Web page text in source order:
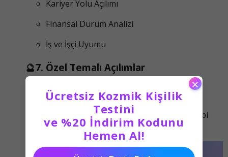
×
Ücretsiz Kozmik Kişilik
Testini
ve %20 İndirim Kodunu
Hemen Al!
Kariyer Yolu Açılımı
Finansal Durum Analizi
İş ve İşçi Uyumu
🔮7. Özel Temalı Açılımlar
Tarotta açılım çeşitleri, yaratıcı yaklaşımlarla
sınırsızdır. Örneğin; spiritüel rehberlik, geçmiş
yaşam incelemesi, sağlık ve kişisel dönüşüm gibi
özel açılımlar da mevcuttur.